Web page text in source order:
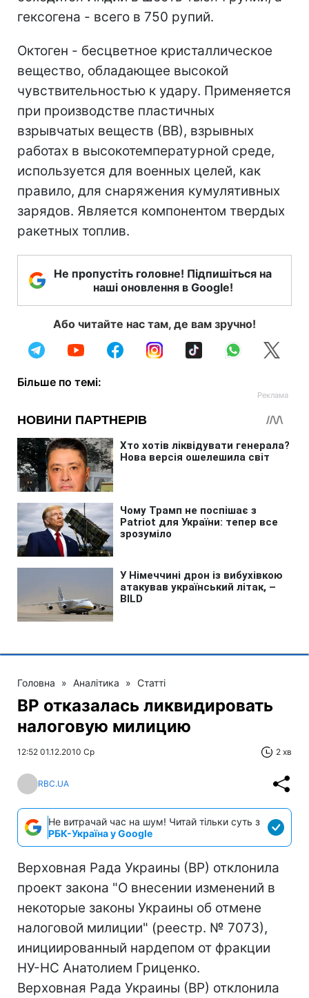
гексогена - всего в 750 рупий.
Октоген - бесцветное кристаллическое
вещество, обладающее высокой
чувствительностью к удару. Применяется
при производстве пластичных
взрывчатых веществ (ВВ), взрывных
работах в высокотемпературной среде,
используется для военных целей, как
правило, для снаряжения кумулятивных
зарядов. Является компонентом твердых
ракетных топлив.
Не пропустіть головне! Підпишіться на
наші оновлення в Google!
Або читайте нас там, де вам зручно!
Більше по темі:
Головна » Аналітика » Статті
ВР отказалась ликвидировать
налоговую милицию
12:52 01.12.2010 Ср 2 хв
RBC.UA
Не витрачай час на шум! Читай тільки суть з
РБК-Україна у Google
Верховная Рада Украины (ВР) отклонила
проект закона "О внесении изменений в
некоторые законы Украины об отмене
налоговой милиции" (реестр. № 7073),
инициированный нардепом от фракции
НУ-НС Анатолием Гриценко.
Верховная Рада Украины (ВР) отклонила